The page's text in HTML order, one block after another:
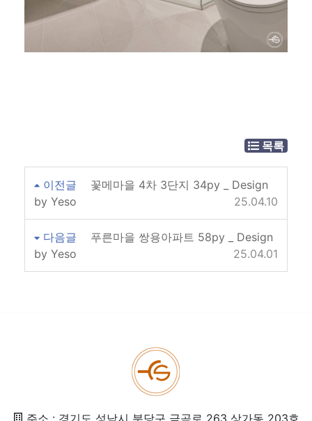
목록
이전글
꽃메마을 4차 3단지 34py _ Design
by Yeso
25.04.10
다음글
푸른마을 쌍용아파트 58py _ Design
by Yeso
25.04.01